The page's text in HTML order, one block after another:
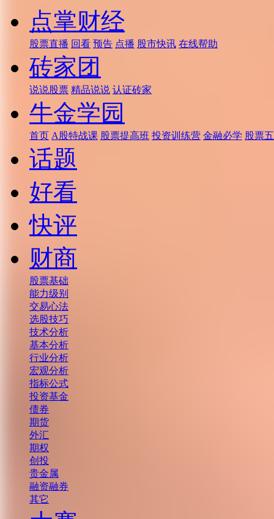
点掌财经
股票直播 回看 预告 点播 股市快讯 在线帮助
砖家团
说说股票 精品说说 认证砖家
牛金学园
首页 A股特战课 股票提高班 投资训练营 金融必学 股票
话题
好看
快评
财商
股票基础
能力级别
交易心法
选股技巧
技术分析
基本分析
行业分析
宏观分析
指标公式
投资基金
债券
期货
外汇
期权
创投
贵金属
融资融券
其它